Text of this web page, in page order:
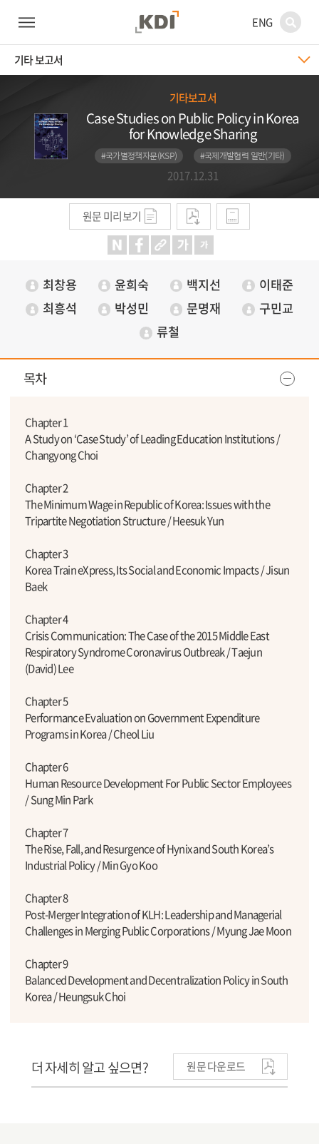
ENG
기타 보고서
기타보고서
Case Studies on Public Policy in Korea
for Knowledge Sharing
#국가별정책자문(KSP) #국제개발협력 일반(기타)
2017.12.31
원문 미리보기
최창용 윤희숙 백지선
이태준
최흥석
박성민 문명재
구민교
류철
목차
Chapter 1
A Study on ‘Case Study’ of Leading Education Institutions /
Changyong Choi
Chapter 2
The Minimum Wage in Republic of Korea: Issues with the
Tripartite Negotiation Structure / Heesuk Yun
Chapter 3
Korea Train eXpress, Its Social and Economic Impacts / Jisun
Baek
Chapter 4
Crisis Communication: The Case of the 2015 Middle East
Respiratory Syndrome Coronavirus Outbreak / Taejun
(David) Lee
Chapter 5
Performance Evaluation on Government Expenditure
Programs in Korea / Cheol Liu
Chapter 6
Human Resource Development For Public Sector Employees
/ Sung Min Park
Chapter 7
The Rise, Fall, and Resurgence of Hynix and South Korea’s
Industrial Policy / Min Gyo Koo
Chapter 8
Post-Merger Integration of KLH: Leadership and Managerial
Challenges in Merging Public Corporations / Myung Jae Moon
Chapter 9
Balanced Development and Decentralization Policy in South
Korea / Heungsuk Choi
더 자세히 알고 싶으면? 원문 다운로드